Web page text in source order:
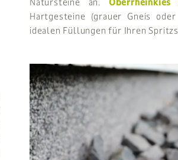
Hartgesteine (grauer Gneis
idealen Füllungen für Ihren